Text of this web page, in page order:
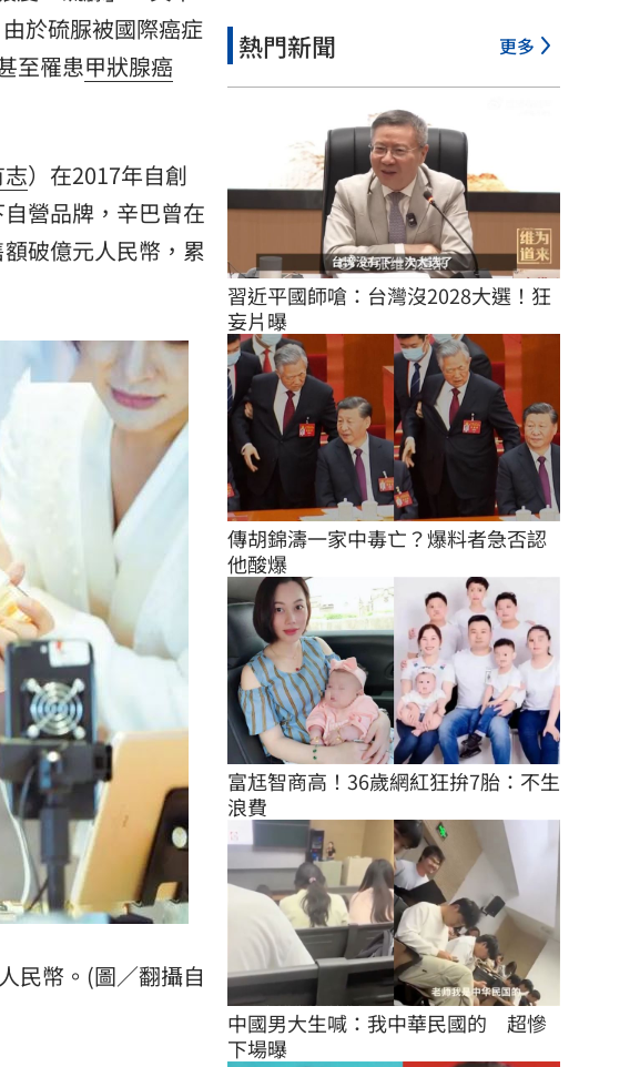
於硫脲被國際癌症
至罹患甲狀腺癌
）在2017年自創
營品牌，辛巴曾在
破億元人民幣，累
民幣。(圖／翻攝自
熱門新聞 更多
習近平國師嗆：台灣沒2028大選！狂
妄片曝
傳胡錦濤一家中毒亡？爆料者急否認
他酸爆
富尪智商高！36歲網紅狂拚7胎：不生
浪費
中國男大生喊：我中華民國的　超慘
下場曝